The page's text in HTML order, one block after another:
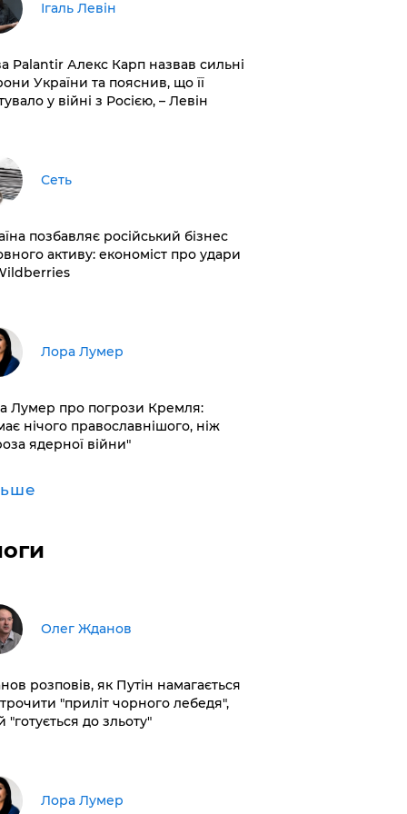
Ігаль Левін
Palantir Алекс Карп назвав сильні
України та пояснив, що її
у війні з Росією, – Левін
Сеть
позбавляє російський бізнес
активу: економіст про удари
​Лора Лумер
Лумер про погрози Кремля:
нічого православнішого, ніж
ядерної війни"
Олег Жданов
розповів, як Путін намагається
"приліт чорного лебедя",
"готується до зльоту"
​Лора Лумер